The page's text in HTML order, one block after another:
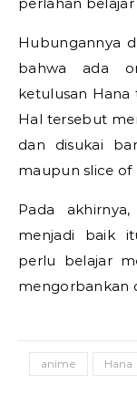
Hubungannya
bahwa ada
ketulusan Hana
Hal tersebut
dan disukai
maupun slice of
Pada
menjadi baik
perlu belajar
mengorbankan
anime Hana